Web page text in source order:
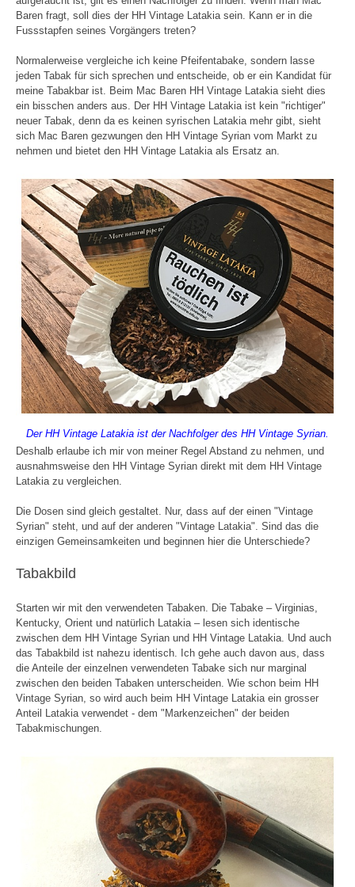
Baren fragt, soll dies der HH Vintage Latakia sein. Kann er in die
Fussstapfen seines Vorgängers treten?
Normalerweise vergleiche ich keine Pfeifentabake, sondern lasse
jeden Tabak für sich sprechen und entscheide, ob er ein Kandidat für
meine Tabakbar ist. Beim Mac Baren HH Vintage Latakia sieht dies
ein bisschen anders aus. Der HH Vintage Latakia ist kein "richtiger"
neuer Tabak, denn da es keinen syrischen Latakia mehr gibt, sieht
sich Mac Baren gezwungen den HH Vintage Syrian vom Markt zu
nehmen und bietet den HH Vintage Latakia als Ersatz an.
Der HH Vintage Latakia ist der Nachfolger des HH Vintage Syrian.
Deshalb erlaube ich mir von meiner Regel Abstand zu nehmen, und
ausnahmsweise den HH Vintage Syrian direkt mit dem HH Vintage
Latakia zu vergleichen.
Die Dosen sind gleich gestaltet. Nur, dass auf der einen "Vintage
Syrian" steht, und auf der anderen "Vintage Latakia". Sind das die
einzigen Gemeinsamkeiten und beginnen hier die Unterschiede?
Tabakbild
Starten wir mit den verwendeten Tabaken. Die Tabake – Virginias,
Kentucky, Orient und natürlich Latakia – lesen sich identische
zwischen dem HH Vintage Syrian und HH Vintage Latakia. Und auch
das Tabakbild ist nahezu identisch. Ich gehe auch davon aus, dass
die Anteile der einzelnen verwendeten Tabake sich nur marginal
zwischen den beiden Tabaken unterscheiden. Wie schon beim HH
Vintage Syrian, so wird auch beim HH Vintage Latakia ein grosser
Anteil Latakia verwendet - dem "Markenzeichen" der beiden
Tabakmischungen.